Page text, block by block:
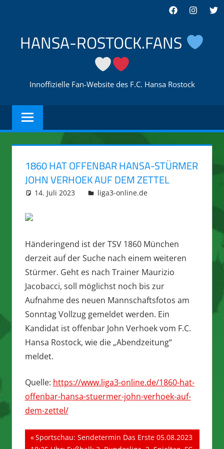
springen
Facebook
HANSA-ROSTOCK.FANS
Innoffizielle Fan-Website des F.C. Hansa Rostock
1860 HAT OFFENBAR HANSA-STÜRMER
JOHN VERHOEK AUF DEM ZETTEL
14. Juli 2023 integromat
liga3-online.de
Händeringend ist der TSV 1860 München
derzeit auf der Suche nach einem weiteren
Stürmer. Geht es nach Trainer Maurizio
Jacobacci, soll möglichst noch bis zur
Aufnahme des neuen Mannschaftsfotos am
Sonntag Vollzug gemeldet werden. Ein
Kandidat ist offenbar John Verhoek vom F.C.
Hansa Rostock, wie die „Abendzeitung“
meldet.
Quelle: https://www.liga3-online.de/1860-hat-
offenbar-hansa-stuermer-john-verhoek-auf-
dem-zettel/
Beitragsnavigation
Vorheriger
Sportschau: Sendetermin Das Erste 05.08.2023